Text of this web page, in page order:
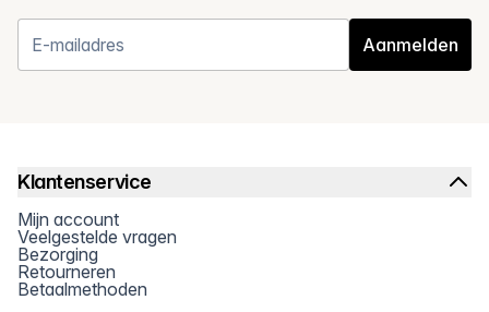
Aanmelden
Klantenservice
Mijn account
Veelgestelde vragen
Bezorging
Retourneren
Betaalmethoden